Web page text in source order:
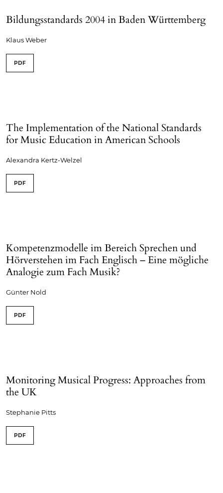
Bildungsstandards 2004 in Baden Württemberg
Klaus Weber
PDF
The Implementation of the National Standards
for Music Education in American Schools
Alexandra Kertz-Welzel
PDF
Kompetenzmodelle im Bereich Sprechen und
Hörverstehen im Fach Englisch – Eine mögliche
Analogie zum Fach Musik?
Günter Nold
PDF
Monitoring Musical Progress: Approaches from
the UK
Stephanie Pitts
PDF